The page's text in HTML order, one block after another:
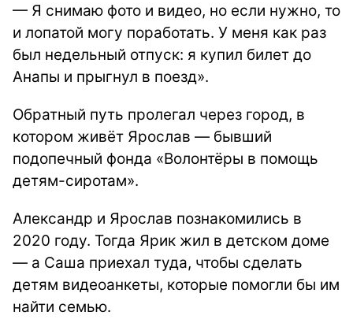
— Я снимаю фото и видео, но если нужно, то
и лопатой могу поработать. У меня как раз
был недельный отпуск: я купил билет до
Анапы и прыгнул в поезд».
Обратный путь пролегал через город, в
котором живёт Ярослав — бывший
подопечный фонда «Волонтёры в помощь
детям-сиротам».
Александр и Ярослав познакомились в
2020 году. Тогда Ярик жил в детском доме
— а Саша приехал туда, чтобы сделать
детям видеоанкеты, которые помогли бы им
найти семью.